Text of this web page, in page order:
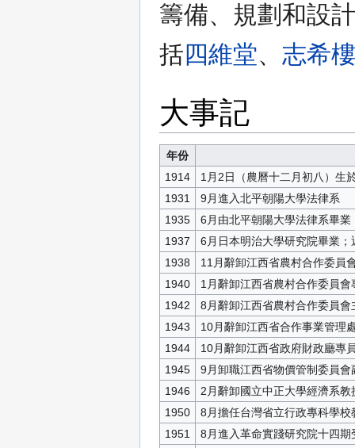
籌備、規劃和設
括 四維堂、 志希樓
大事記
年份
1914
1月2日（農曆十二月初八）生
1931
9月進入北平朝陽大學法律系
1935
6月由北平朝陽大學法律系畢
1937
6月日本明治大學研究院畢業
1938
11月辭卸江西省農村合作委員
1940
1月辭卸江西省農村合作委員
1942
8月辭卸江西省農村合作委員
1943
10月辭卸江西省合作事業管理
1944
10月辭卸江西省政府財政廳專
1945
9月卸職江西省物價管制委員會
1946
2月辭卸國立中正大學經濟系
1950
8月擔任台灣省立行政專科學校
1951
8月進入革命實踐研究院十四